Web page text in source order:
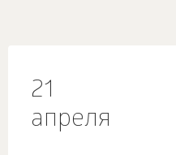
21
апреля